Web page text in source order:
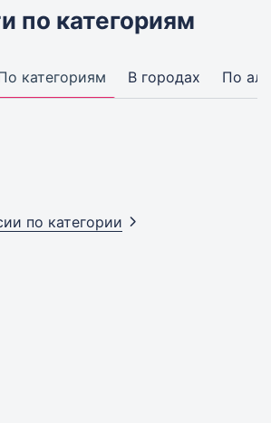
по категориям
категориям В городах По
по категории